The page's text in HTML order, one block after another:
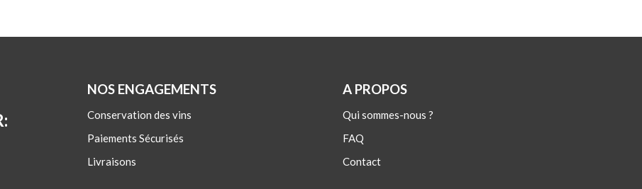
NOS ENGAGEMENTS
Conservation des vins
Paiements Sécurisés
Livraisons
A PROPOS
Qui sommes-nous ?
FAQ
Contact